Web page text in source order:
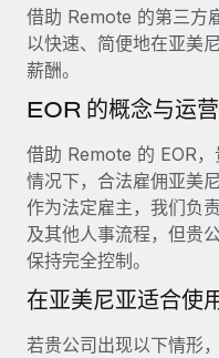
服务
获得全球人力资源与合规
背景调查
简化候选人筛选流程
合规守望台
防范合规风险
设备管理
在全球范围内配置和跟
与我们共探合作机遇
案例研究
新闻室
薪金与人才洞察
洞察中心
获得支持
查看全部资源
博客
EOR compliance
中文（简体）
借助 Remote 的第三方
以快速、简便地在亚美
薪酬。
EOR 的概念与运
借助 Remote 的 EOR
情况下，合法雇佣亚美
作为法定雇主，我们负
及其他人事流程，但贵
保持完全控制。
在亚美尼亚适合使
若贵公司出现以下情形